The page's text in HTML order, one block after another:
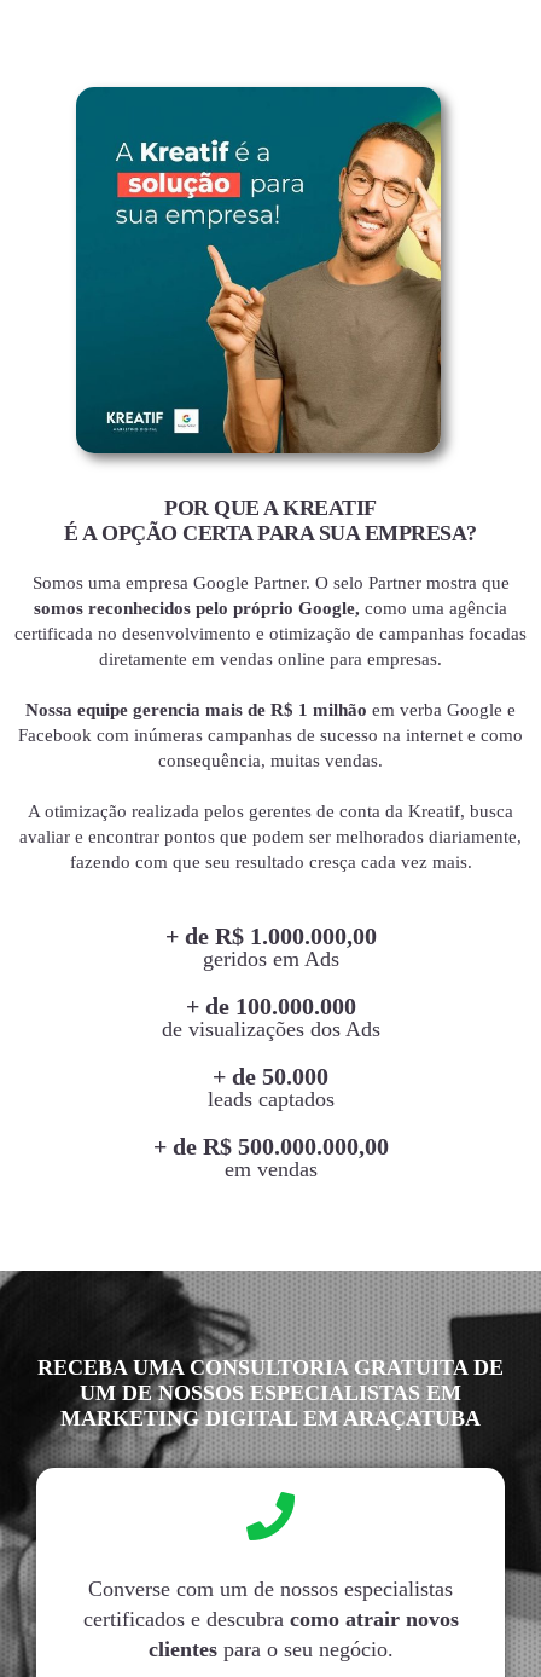
POR QUE A KREATIF
É A OPÇÃO CERTA PARA SUA EMPRESA?
Somos uma empresa Google Partner. O selo Partner mostra que
somos reconhecidos pelo próprio Google, como uma agência
certificada no desenvolvimento e otimização de campanhas focadas
diretamente em vendas online para empresas.
Nossa equipe gerencia mais de R$ 1 milhão em verba Google e
Facebook com inúmeras campanhas de sucesso na internet e como
consequência, muitas vendas.
A otimização realizada pelos gerentes de conta da Kreatif, busca
avaliar e encontrar pontos que podem ser melhorados diariamente,
fazendo com que seu resultado cresça cada vez mais.
+ de R$ 1.000.000,00
geridos em Ads
+ de 100.000.000
de visualizações dos Ads
+ de 50.000
leads captados
+ de R$ 500.000.000,00
em vendas
RECEBA UMA CONSULTORIA GRATUITA DE
UM DE NOSSOS ESPECIALISTAS EM
MARKETING DIGITAL EM ARAÇATUBA
Converse com um de nossos especialistas
certificados e descubra como atrair novos
clientespara o seu negócio.